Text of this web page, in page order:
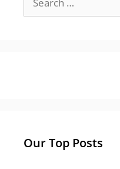
for:
Our Top Posts